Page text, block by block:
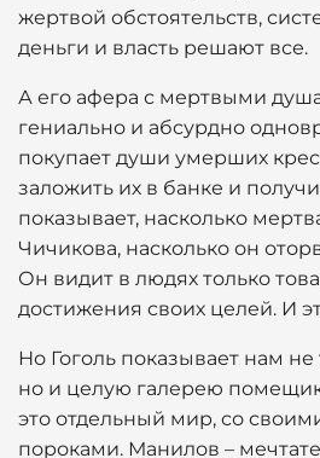
жертвой обстоятельств,
деньги и власть решают все.
А его афера с мертвыми
гениально и абсурдно
покупает души умерших
заложить их в банке и
показывает, насколько
Чичикова, насколько он
Он видит в людях только
достижения своих целей. И
Но Гоголь показывает нам
но и целую галерею
это отдельный мир, со
пороками. Манилов –